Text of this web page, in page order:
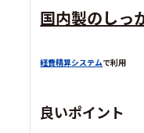
国内製のしっ
経費精算システムで利用
良いポイント